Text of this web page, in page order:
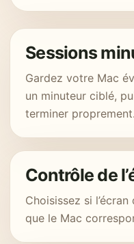
Sessions
Gardez votre Mac
un minuteur ciblé,
terminer proprement.
Contrôle de
Choisissez si
que le Mac